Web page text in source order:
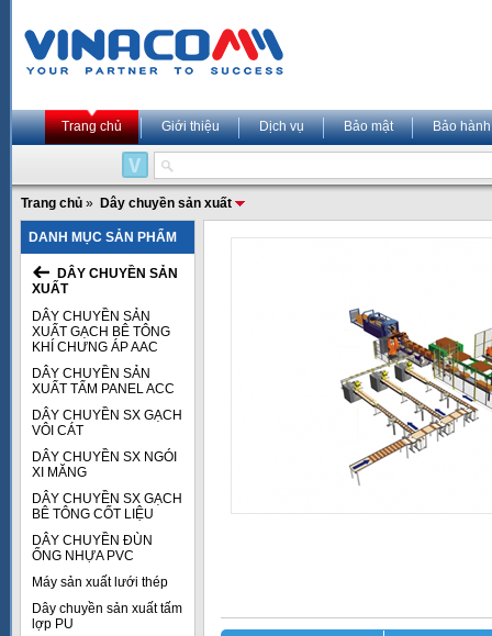
Trang chủ Giới thiệu Dịch vụ Bảo mật Bảo hành
Trang chủ » Dây chuyền sản xuất
DANH MỤC SẢN PHẨM
DÂY CHUYỀN SẢN
XUẤT
DÂY CHUYỀN SẢN
XUẤT GẠCH BÊ TÔNG
KHÍ CHƯNG ÁP AAC
DÂY CHUYỀN SẢN
XUẤT TẤM PANEL ACC
DÂY CHUYỀN SX GẠCH
VÔI CÁT
DÂY CHUYỀN SX NGÓI
XI MĂNG
DÂY CHUYỀN SX GẠCH
BÊ TÔNG CỐT LIỆU
DÂY CHUYỀN ĐÙN
ỐNG NHỰA PVC
Máy sản xuất lưới thép
Dây chuyền sản xuất tấm
lợp PU